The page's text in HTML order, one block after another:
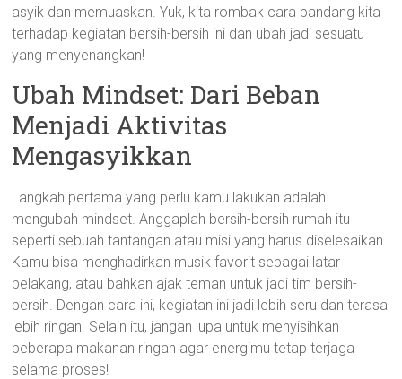
asyik dan memuaskan. Yuk, kita rombak cara pandang kita
terhadap kegiatan bersih-bersih ini dan ubah jadi sesuatu
yang menyenangkan!
Ubah Mindset: Dari Beban
Menjadi Aktivitas
Mengasyikkan
Langkah pertama yang perlu kamu lakukan adalah
mengubah mindset. Anggaplah bersih-bersih rumah itu
seperti sebuah tantangan atau misi yang harus diselesaikan.
Kamu bisa menghadirkan musik favorit sebagai latar
belakang, atau bahkan ajak teman untuk jadi tim bersih-
bersih. Dengan cara ini, kegiatan ini jadi lebih seru dan terasa
lebih ringan. Selain itu, jangan lupa untuk menyisihkan
beberapa makanan ringan agar energimu tetap terjaga
selama proses!